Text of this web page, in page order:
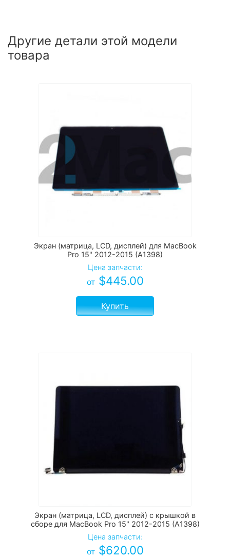
Другие детали этой модели
товара
Экран (матрица, LCD, дисплей) для MacBook
Pro 15" 2012-2015 (A1398)
Цена запчасти:
от $445.00
Купить
Экран (матрица, LCD, дисплей) с крышкой в
сборе для MacBook Pro 15" 2012-2015 (A1398)
Цена запчасти:
от $620.00